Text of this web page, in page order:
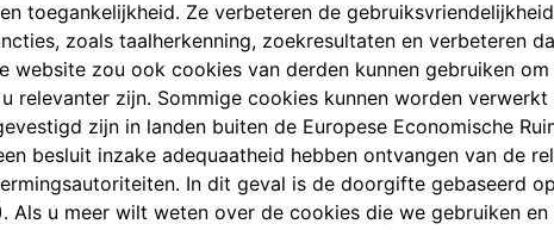
met 16-inch lichtmetalen
Het soft-touch stuurwiel
een perfecte en comfortabele
Met het Pack Tech geniet je
airconditioning en draadloze
regensensor, zelfdimmende
achteruitrijcamera,